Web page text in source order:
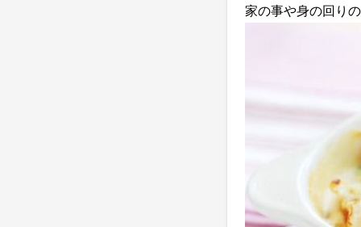
家の事や身の回り